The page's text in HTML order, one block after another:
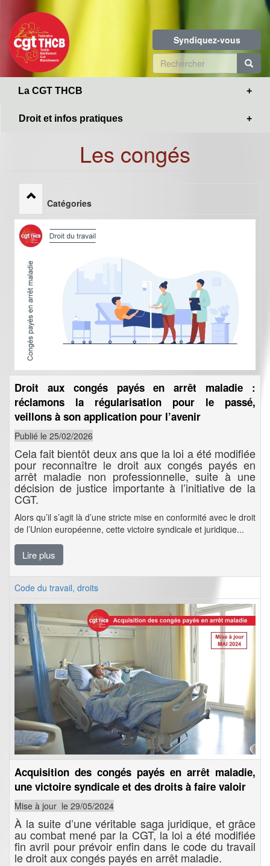
contenu
principal
Syndiquez-vous
Formulaire
de
La CGT THCB
Droit et infos pratiques
Les congés
Catégories
Droit aux congés payés en arrêt maladie :
réclamons la régularisation pour le passé,
veillons à son application pour l’avenir
Publié le 25/02/2026
Cela fait bientôt deux ans que la loi a été modifiée
pour reconnaître le droit aux congés payés en
arrêt maladie non professionnelle, suite à une
décision de justice importante à l’initiative de la
CGT.
Alors qu’il s’agit là d’une stricte mise en conformité avec le droit
de l’Union européenne, cette victoire syndicale et juridique...
Lire plus
Code du travail, droits
Acquisition des congés payés en arrêt maladie,
une victoire syndicale et des droits à faire valoir
Mise à jour le 29/05/2024
À la suite d’une véritable saga juridique, et grâce
au combat mené par la CGT, la loi a été modifiée
fin avril pour prévoir enfin dans le code du travail
le droit aux congés payés en arrêt maladie.